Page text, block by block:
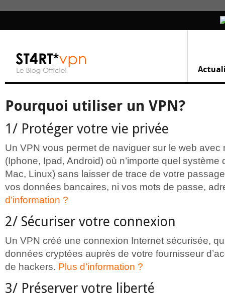
Pourquoi utiliser un VPN?
1/ Protéger votre vie privée
Un VPN vous permet de naviguer sur le web avec
(Iphone, Ipad, Android) où n’importe quel système
Mac, Linux) sans laisser de trace de votre
vos données bancaires, ni vos mots de passe,
d’information ?
2/ Sécuriser votre connexion
Un VPN créé une connexion Internet sécurisée,
données cryptées auprès de votre fournisseur
de hackers. Plus d’information ?
3/ Préserver votre liberté